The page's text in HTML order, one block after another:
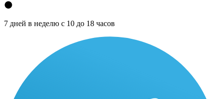
7 дней в неделю с 10 до 18 часов